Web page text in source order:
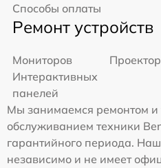
Способы оплаты
Ремонт устройств
Мониторов
Интерактивных
панелей
Мы занимаемся ремонтом и
обслуживанием техники
гарантийного периода.
независимо и не имеет